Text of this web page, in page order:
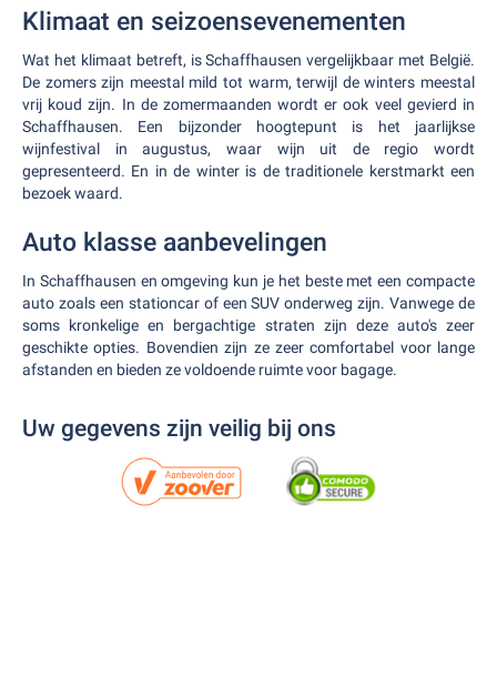
Klimaat en seizoensevenementen
Wat het klimaat betreft, is Schaffhausen vergelijkbaar met België.
De zomers zijn meestal mild tot warm, terwijl de winters meestal
vrij koud zijn. In de zomermaanden wordt er ook veel gevierd in
Schaffhausen. Een bijzonder hoogtepunt is het jaarlijkse
wijnfestival in augustus, waar wijn uit de regio wordt
gepresenteerd. En in de winter is de traditionele kerstmarkt een
bezoek waard.
Auto klasse aanbevelingen
In Schaffhausen en omgeving kun je het beste met een compacte
auto zoals een stationcar of een SUV onderweg zijn. Vanwege de
soms kronkelige en bergachtige straten zijn deze auto's zeer
geschikte opties. Bovendien zijn ze zeer comfortabel voor lange
afstanden en bieden ze voldoende ruimte voor bagage.
Uw gegevens zijn veilig bij ons